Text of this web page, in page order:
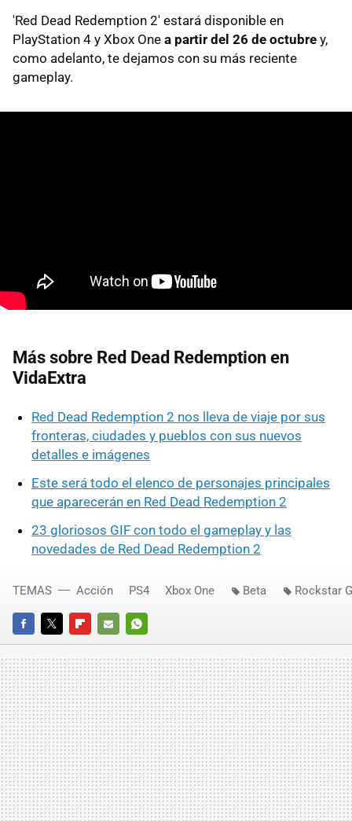
'Red Dead Redemption 2' estará disponible en
PlayStation 4 y Xbox One a partir del 26 de octubre y,
como adelanto, te dejamos con su más reciente
gameplay.
Más sobre Red Dead Redemption en
VidaExtra
Red Dead Redemption 2 nos lleva de viaje por sus
fronteras, ciudades y pueblos con sus nuevos
detalles e imágenes
Este será todo el elenco de personajes principales
que aparecerán en Red Dead Redemption 2
23 gloriosos GIF con todo el gameplay y las
novedades de Red Dead Redemption 2
FACEBOOKTWITTERFLIPBOARD
E-
MAIL
WHATSAPP
TEMAS Acción PS4 Xbox One Beta Rockstar